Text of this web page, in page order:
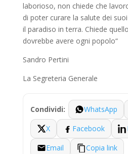
laborioso, non chiede che
di poter curare la salute dei
il paradiso in terra. Chiede
dovrebbe avere ogni popolo“
Sandro Pertini
La Segreteria Generale
Condividi: WhatsApp
X
Facebook
Email
Copia link